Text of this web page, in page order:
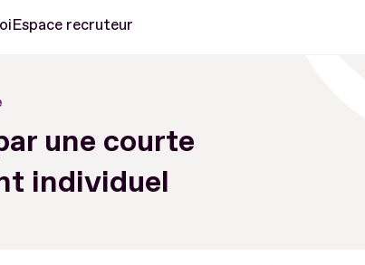
Espace recruteur
une courte
individuel